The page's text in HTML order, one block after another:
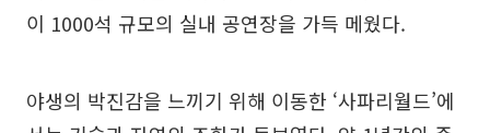
이 1000석 규모의 실내 공연장을 가득 메웠다.
야생의 박진감을 느끼기 위해 이동한 ‘사파리월드’에